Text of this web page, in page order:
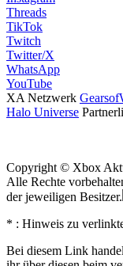
Threads
TikTok
Twitch
Twitter/X
WhatsApp
YouTube
XA Netzwerk
Halo Universe
Copyright © Xbox
Alle Rechte
der jeweiligen Besitzer.
* : Hinweis zu
Bei diesem Link